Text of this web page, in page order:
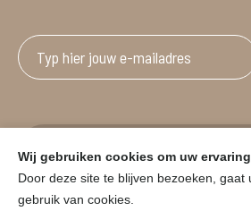
vanaf minimum 2
Wij gebruiken cookies om uw
Door deze site te blijven bezoeken, gaat
gebruik van cookies.